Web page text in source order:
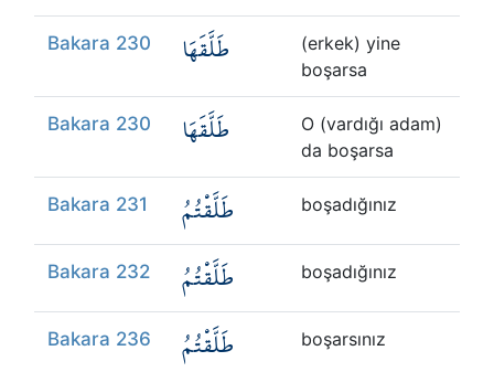
Bakara 230 طَلَّقَهَا
(erkek) yine
boşarsa
Bakara 230 طَلَّقَهَا
O (vardığı adam)
da boşarsa
Bakara 231 طَلَّقْتُمُ boşadığınız
Bakara 232 طَلَّقْتُمُ boşadığınız
Bakara 236 طَلَّقْتُمُ boşarsınız